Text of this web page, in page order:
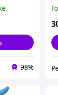
98%
L